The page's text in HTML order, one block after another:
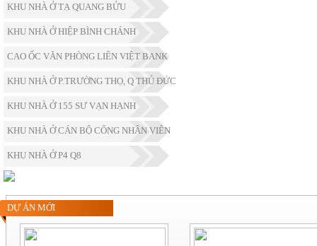
KHU NHÀ Ở TẠ QUANG BỬU
KHU NHÀ Ở HIỆP BÌNH CHÁNH
CAO ỐC VĂN PHÒNG LIÊN VIỆT BANK
KHU NHÀ Ở P.TRƯỜNG THỌ, Q THỦ ĐỨC
KHU NHÀ Ở 155 SƯ VẠN HẠNH
KHU NHÀ Ở CÁN BỘ CÔNG NHÂN VIÊN
KHU NHÀ Ở P4 Q8
DỰ ÁN MỚI